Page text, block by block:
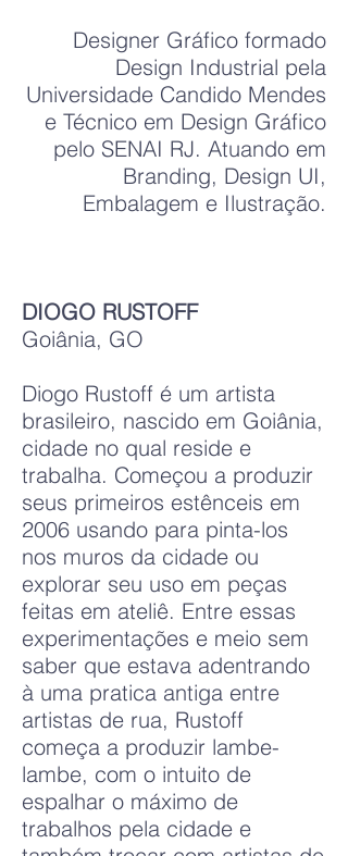
Designer Gráfico formado
Design Industrial pela
Universidade Candido Mendes
e Técnico em Design Gráfico
pelo SENAI RJ. Atuando em
Branding, Design UI,
Embalagem e Ilustração.
DIOGO RUSTOFF
Goiânia, GO
Diogo Rustoff é um artista
brasileiro, nascido em Goiânia,
cidade no qual reside e
trabalha. Começou a produzir
seus primeiros estênceis em
2006 usando para pinta-los
nos muros da cidade ou
explorar seu uso em peças
feitas em ateliê. Entre essas
experimentações e meio sem
saber que estava adentrando
à uma pratica antiga entre
artistas de rua, Rustoff
começa a produzir lambe-
lambe, com o intuito de
espalhar o máximo de
trabalhos pela cidade e